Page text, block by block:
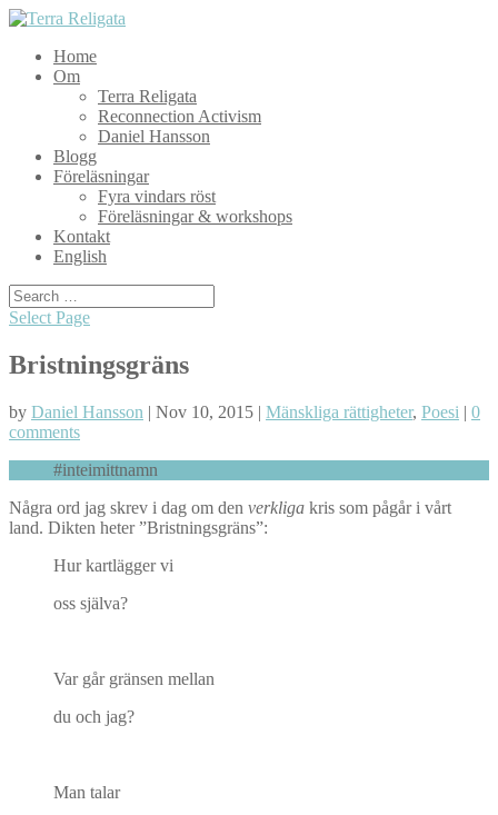
Home
Om
Terra Religata
Reconnection Activism
Daniel Hansson
Blogg
Föreläsningar
Fyra vindars röst
Föreläsningar & workshops
Kontakt
English
Select Page
Bristningsgräns
by Daniel Hansson | Nov 10, 2015 | Mänskliga rättigheter, Poesi | 0
comments
#inteimittnamn
Några ord jag skrev i dag om den verkliga kris som pågår i vårt
land. Dikten heter ”Bristningsgräns”:
Hur kartlägger vi
oss själva?
Var går gränsen mellan
du och jag?
Man talar